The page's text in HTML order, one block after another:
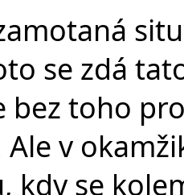
se zdá
bez toho
v
kdy se